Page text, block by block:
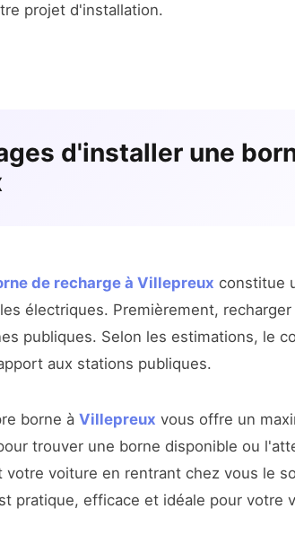
projet d'installation.
d'installer une
de recharge à Villepreux constitue
électriques. Premièrement,
publiques. Selon les estimations, le
aux stations publiques.
borne à Villepreux vous offre un
trouver une borne disponible ou
votre voiture en rentrant chez vous le
pratique, efficace et idéale pour votre